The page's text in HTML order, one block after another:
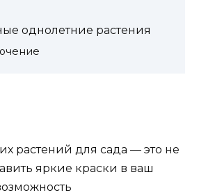
однолетние растения
растений для сада — это не
яркие краски в ваш